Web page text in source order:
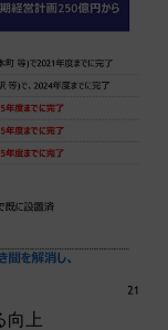
向上